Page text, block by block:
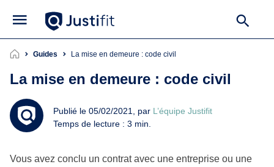
Guides La mise en demeure : code civil
La mise en demeure : code civil
Publié le 05/02/2021, par L’équipe Justifit
Temps de lecture : 3 min.
Vous avez conclu un contrat avec une entreprise ou une